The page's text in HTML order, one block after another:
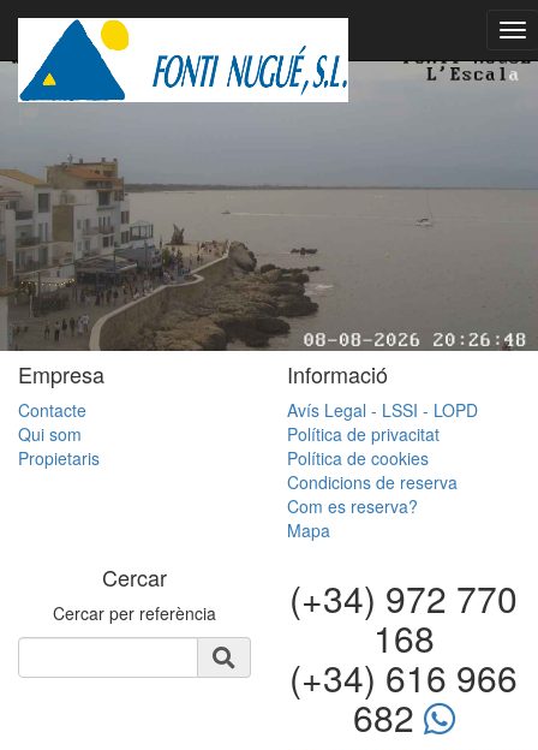
Empresa
Contacte
Qui som
Propietaris
Informació
Avís Legal - LSSI - LOPD
Política de privacitat
Política de cookies
Condicions de reserva
Com es reserva?
Mapa
Cercar
Cercar per referència (+34) 972 770
168
(+34) 616 966
682